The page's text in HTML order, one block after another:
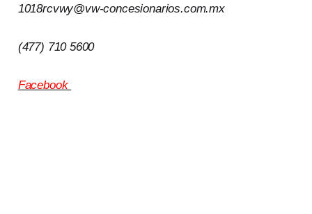
1018rcvwy@vw-concesionarios.com.mx
(477) 710 5600
Facebook